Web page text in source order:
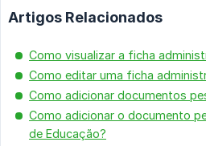
Artigos Relacionados
Como visualizar a ficha
Como editar uma ficha
Como adicionar documentos
Como adicionar o documento
de Educação?